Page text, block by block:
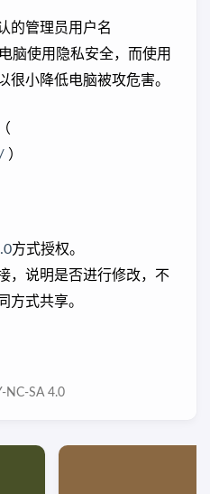
的管理员用户名
脑使用隐私安全，而使用
很小降低电脑被攻危害。
（
）
方式授权。
，说明是否进行修改，不
方式共享。
NC-SA 4.0